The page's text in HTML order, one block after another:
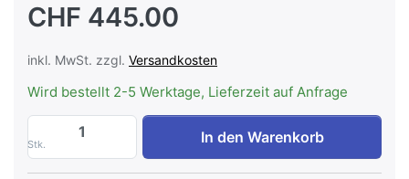
CHF 445.00
inkl. MwSt. zzgl. Versandkosten
Wird bestellt 2-5 Werktage, Lieferzeit auf Anfrage
Stk.
WESCO EVK ø 100 mm, 230 V,
In den Warenkorb